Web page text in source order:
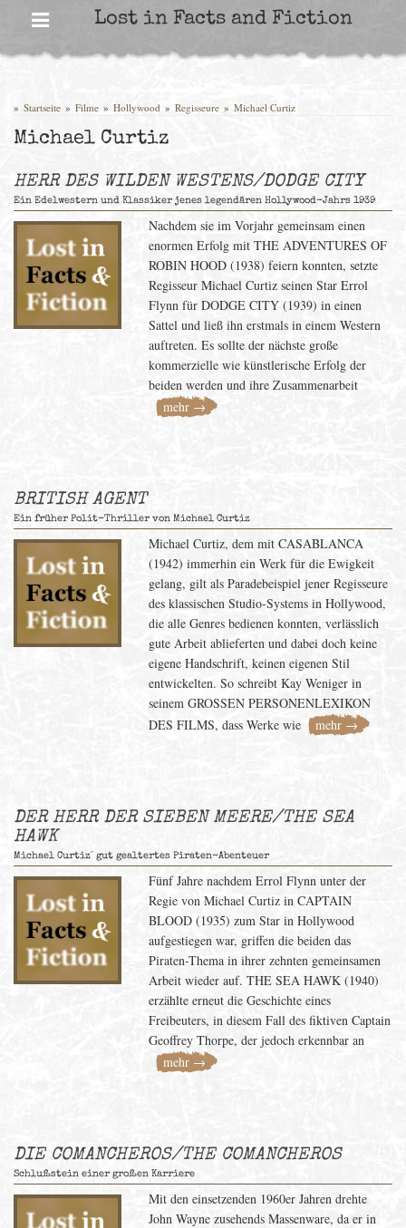
Lost in Facts and Fiction
» Startseite » Filme » Hollywood » Regisseure » Michael Curtiz
Michael Curtiz
HERR DES WILDEN WESTENS/DODGE CITY
Ein Edelwestern und Klassiker jenes legendären Hollywood-Jahrs 1939
Nachdem sie im Vorjahr gemeinsam einen
enormen Erfolg mit THE ADVENTURES OF
ROBIN HOOD (1938) feiern konnten, setzte
Regisseur Michael Curtiz seinen Star Errol
Flynn für DODGE CITY (1939) in einen
Sattel und ließ ihn erstmals in einem Western
auftreten. Es sollte der nächste große
kommerzielle wie künstlerische Erfolg der
beiden werden und ihre Zusammenarbeit
mehr →
BRITISH AGENT
Ein früher Polit-Thriller von Michael Curtiz
Michael Curtiz, dem mit CASABLANCA
(1942) immerhin ein Werk für die Ewigkeit
gelang, gilt als Paradebeispiel jener Regisseure
des klassischen Studio-Systems in Hollywood,
die alle Genres bedienen konnten, verlässlich
gute Arbeit ablieferten und dabei doch keine
eigene Handschrift, keinen eigenen Stil
entwickelten. So schreibt Kay Weniger in
seinem GROSSEN PERSONENLEXIKON
DES FILMS, dass Werke wie
mehr →
DER HERR DER SIEBEN MEERE/THE SEA
HAWK
Michael Curtiz´ gut gealtertes Piraten-Abenteuer
Fünf Jahre nachdem Errol Flynn unter der
Regie von Michael Curtiz in CAPTAIN
BLOOD (1935) zum Star in Hollywood
aufgestiegen war, griffen die beiden das
Piraten-Thema in ihrer zehnten gemeinsamen
Arbeit wieder auf. THE SEA HAWK (1940)
erzählte erneut die Geschichte eines
Freibeuters, in diesem Fall des fiktiven Captain
Geoffrey Thorpe, der jedoch erkennbar an
mehr →
DIE COMANCHEROS/THE COMANCHEROS
Schlußstein einer großen Karriere
Mit den einsetzenden 1960er Jahren drehte
John Wayne zusehends Massenware, da er in